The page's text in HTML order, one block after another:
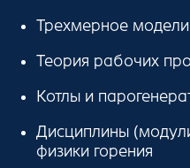
Трехмерное
Теория рабочих
Котлы и
Дисциплины
физики горения